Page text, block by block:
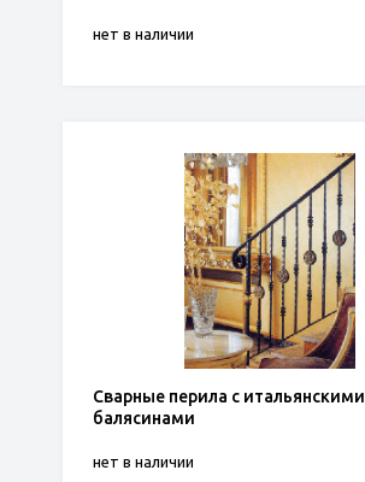
нет в наличии
Сварные перила с итальянскими
балясинами
нет в наличии